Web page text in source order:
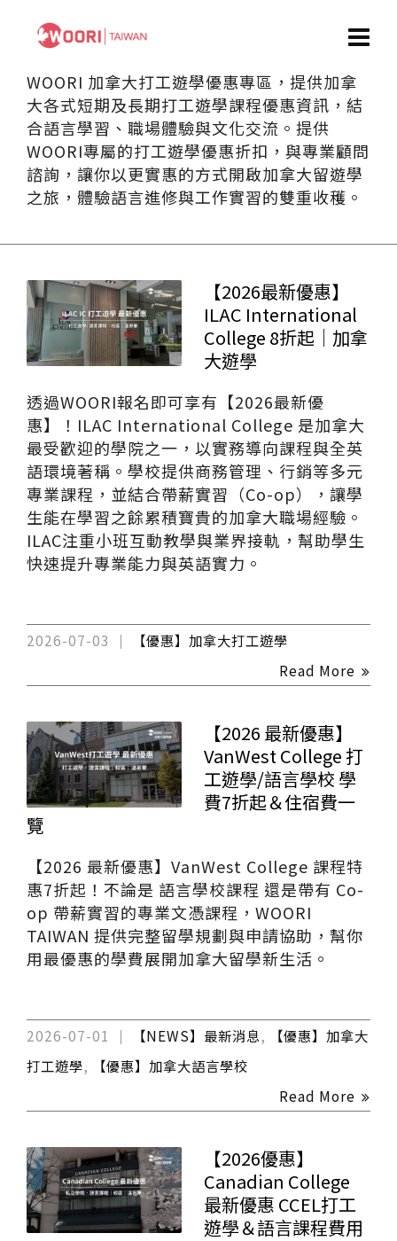
WOORI 加拿大打工遊學優惠專區，提供加拿
大各式短期及長期打工遊學課程優惠資訊，結
合語言學習、職場體驗與文化交流。提供
WOORI專屬的打工遊學優惠折扣，與專業顧問
諮詢，讓你以更實惠的方式開啟加拿大留遊學
之旅，體驗語言進修與工作實習的雙重收穫。
【2026最新優惠】
ILAC International
College 8折起｜加拿
大遊學
透過WOORI報名即可享有【2026最新優
惠】！ILAC International College 是加拿大
最受歡迎的學院之一，以實務導向課程與全英
語環境著稱。學校提供商務管理、行銷等多元
專業課程，並結合帶薪實習（Co-op），讓學
生能在學習之餘累積寶貴的加拿大職場經驗。
ILAC注重小班互動教學與業界接軌，幫助學生
快速提升專業能力與英語實力。
2026-07-03
【優惠】加拿大打工遊學
Read More
【2026 最新優惠】
VanWest College 打
工遊學/語言學校 學
費7折起＆住宿費一
覽
【2026 最新優惠】VanWest College 課程特
惠7折起！不論是 語言學校課程 還是帶有 Co-
op 帶薪實習的專業文憑課程，WOORI
TAIWAN 提供完整留學規劃與申請協助，幫你
用最優惠的學費展開加拿大留學新生活。
2026-07-01 【NEWS】最新消息,
【優惠】加拿大
打工遊學,
【優惠】加拿大語言學校
Read More
【2026優惠】
Canadian College
最新優惠 CCEL打工
遊學＆語言課程費用